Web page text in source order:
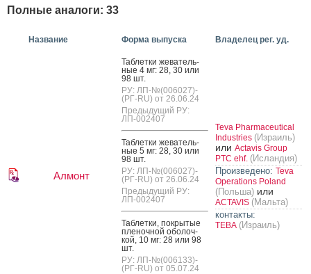
Полные аналоги: 33
Название Форма выпуска Владелец рег. уд.
Алмонт
Таб­летки же­ватель­
ные 4 мг: 28, 30 или
98 шт.
РУ: ЛП-№(006027)-
(РГ-RU) от 26.06.24
Предыдущий РУ:
ЛП-002407
Таб­летки же­ватель­
ные 5 мг: 28, 30 или
98 шт.
РУ: ЛП-№(006027)-
(РГ-RU) от 26.06.24
Предыдущий РУ:
ЛП-002407
Таб­летки, пок­ры­тые
пле­ноч­ной обо­лоч­
кой, 10 мг: 28 или 98
шт.
РУ: ЛП-№(006133)-
(РГ-RU) от 05.07.24
Teva Pharmaceutical
Industries (Израиль)
или Actavis Group
PTC ehf. (Исландия)
Произведено: Teva
Operations Poland
(Польша) или
ACTAVIS (Мальта)
контакты:
ТЕВА (Израиль)